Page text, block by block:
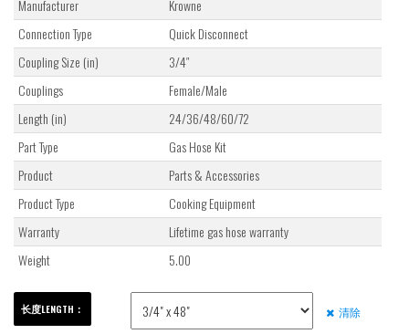
Manufacturer
Krowne
Connection Type
Quick Disconnect
Coupling Size (in)
3/4″
Couplings
Female/Male
Length (in)
24/36/48/60/72
Part Type
Gas Hose Kit
Product
Parts & Accessories
Product Type
Cooking Equipment
Warranty
Lifetime gas hose warranty
Weight
5.00
长度LENGTH： 清除